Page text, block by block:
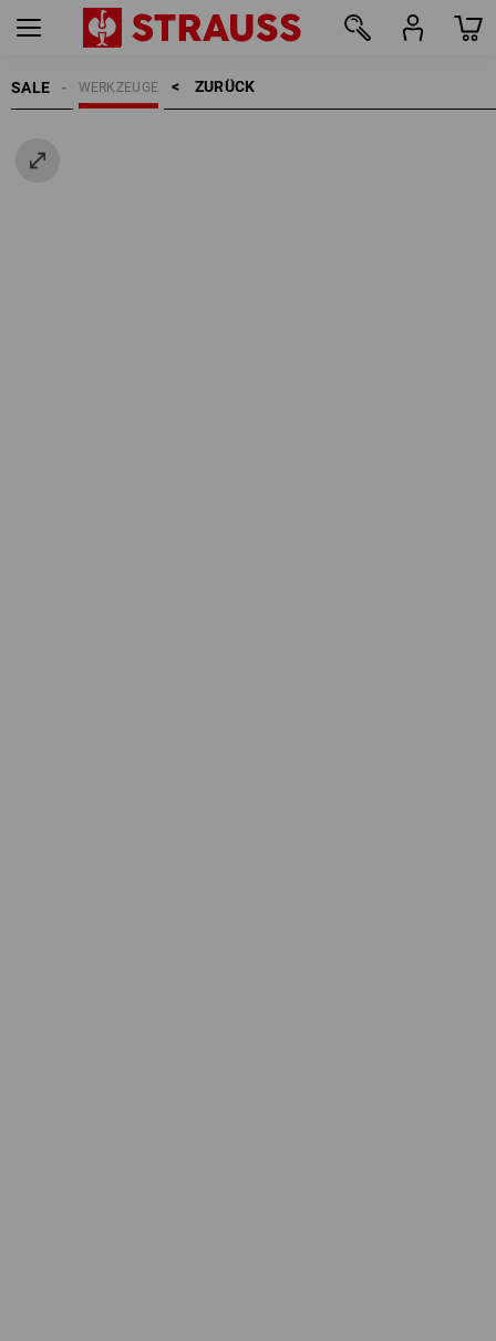
SALE ZURÜCK    >
WERKZEUGE